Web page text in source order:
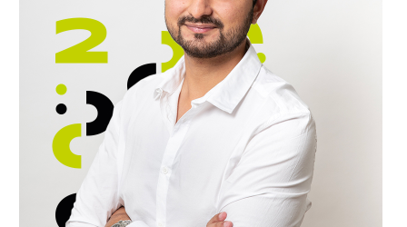
comptabilité-finance, je développe mes
compétences en préparant mon Master
Comptabilité, Contrôle, Audit.
Avant d’intégrer C2GA, j’ai exercé au sein de
plusieurs cabinets d’expertise-comptable,
notamment chez BDO international, sur l’île de la
Réunion.
Mes missions